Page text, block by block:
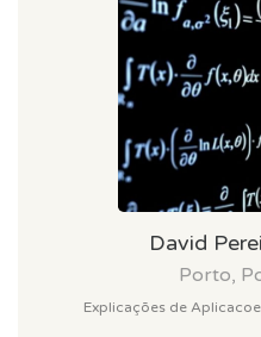
David
Porto,
Explicações de